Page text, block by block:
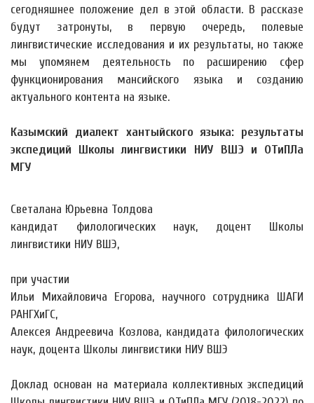
сегодняшнее положение дел в этой области. В рассказе
будут затронуты, в первую очередь, полевые
лингвистические исследования и их результаты, но также
мы упомянем деятельность по расширению сфер
функционирования мансийского языка и созданию
актуального контента на языке.
Казымский диалект хантыйского языка: результаты
экспедиций Школы лингвистики НИУ ВШЭ и ОТиПЛа
МГУ
Светалана Юрьевна Толдова
кандидат филологических наук, доцент Школы
лингвистики НИУ ВШЭ,
при участии
Ильи Михайловича Егорова, научного сотрудника ШАГИ
РАНГХиГС,
Алексея Андреевича Козлова, кандидата филологических
наук, доцента Школы лингвистики НИУ ВШЭ
Доклад основан на материала коллективных экспедиций